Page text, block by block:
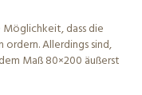
dass die
Allerdings sind,
Maß 80×200 äußerst